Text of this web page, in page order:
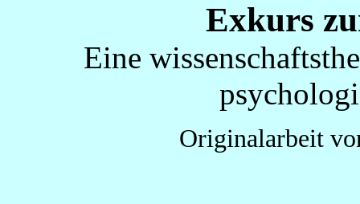
Exkurs
Eine
Originalarbeit